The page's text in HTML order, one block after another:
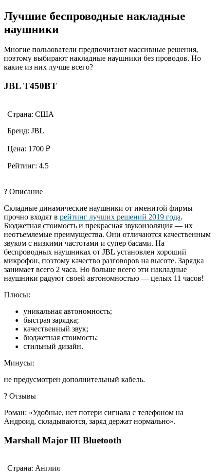
Лучшие беспроводные накладные
наушники
Многие пользователи предпочитают массивные решения,
поэтому выбирают накладные наушники без проводов. Но
какие из них лучше всего?
JBL T450BT
Страна: США
Бренд: JBL
Цена: 1700 ₽
Рейтинг: 4,5
? Описание
Складные динамические наушники от именитой фирмы
прочно входят в рейтинг лучших решений 2019 года.
Бюджетная стоимость и прекрасная звукоизоляция — их
неотъемлемые преимущества. Они отличаются качественным
звуком с низкими частотами и супер басами. На
беспроводных наушниках от JBL установлен хороший
микрофон, поэтому качество разговоров на высоте. Зарядка
занимает всего 2 часа. Но больше всего эти накладные
наушники радуют своей автономностью — целых 11 часов!
Плюсы:
уникальная автономность;
быстрая зарядка;
качественный звук;
бюджетная стоимость;
стильный дизайн.
Минусы:
не предусмотрен дополнительный кабель.
? Отзывы
Роман: «Удобные, нет потери сигнала с телефоном на
Андроид, складываются, заряд держат нормально».
Marshall Major III Bluetooth
Страна: Англия